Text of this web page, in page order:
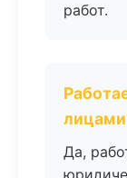
работ.
Да,